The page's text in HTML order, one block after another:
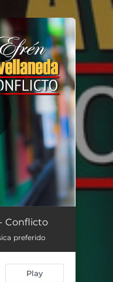
03:55
04:49
03:55
Conflicto
preferido
Play